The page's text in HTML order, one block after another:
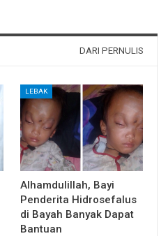
DARI PERNULIS
LEBAK
Alhamdulillah, Bayi
Penderita Hidrosefalus
di Bayah Banyak Dapat
Bantuan